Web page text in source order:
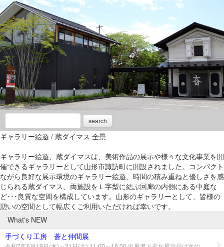
search
ギャラリー絵遊 / 蔵ダイマス 全景
ギャラリー絵遊、蔵ダイマスは、美術作品の展示や様々な文化事業を開
催できるギャラリーとして山形市諏訪町に開設されました。コンパクト
ながら良好な展示環境のギャラリー絵遊、時間の積み重ねと優しさを感
じられる蔵ダイマス、両施設をＬ字型に結ぶ回廊の内側にある中庭な
ど･･･良質な空間を構成しています。山形のギャラリーとして、皆様の
憩いの空間として幅広くご利用いただければ幸いです。
What's NEW
手づくり工房 蒼と仲間展